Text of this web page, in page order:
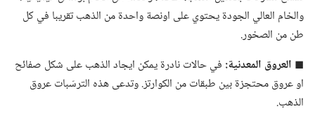
والخام العالي الجودة يحتوي على اونصة واحدة من الذهب تقريبا في كل
طن من الصخور.‏
◼ العروق المعدنية:‏ في حالات نادرة يمكن ايجاد الذهب على شكل صفائح
او عروق محتجزة بين طبقات من الكوارتز.‏ وتدعى هذه الترسّبات عروق
الذهب.‏